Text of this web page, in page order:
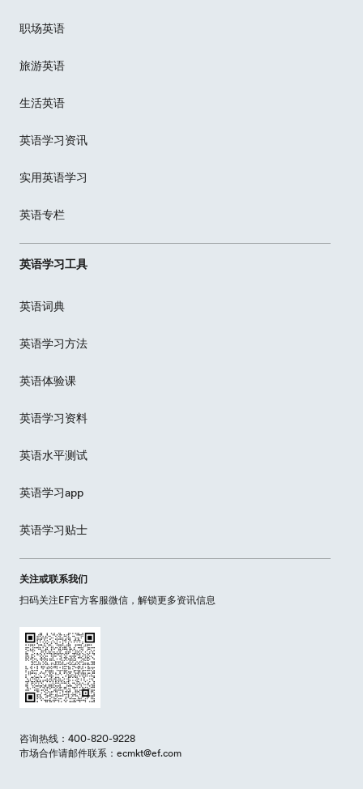
职场英语
旅游英语
生活英语
英语学习资讯
实用英语学习
英语专栏
英语学习工具
英语词典
英语学习方法
英语体验课
英语学习资料
英语水平测试
英语学习app
英语学习贴士
关注或联系我们
扫码关注EF官方客服微信，解锁更多资讯信息
咨询热线：400-820-9228
市场合作请邮件联系：ecmkt@ef.com